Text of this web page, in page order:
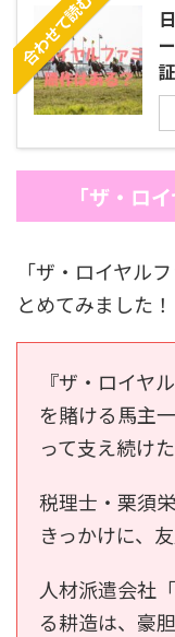
合わせて読む
「ザ・ロ
「ザ・ロイヤル
とめてみました！
『ザ・ロイヤ
を賭ける馬主
って支え続け
税理士・栗須
きっかけに、
人材派遣会社
る耕造は、豪